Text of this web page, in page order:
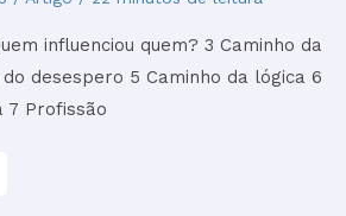
influenciou quem? 3 Caminho da
desespero 5 Caminho da lógica 6
7 Profissão